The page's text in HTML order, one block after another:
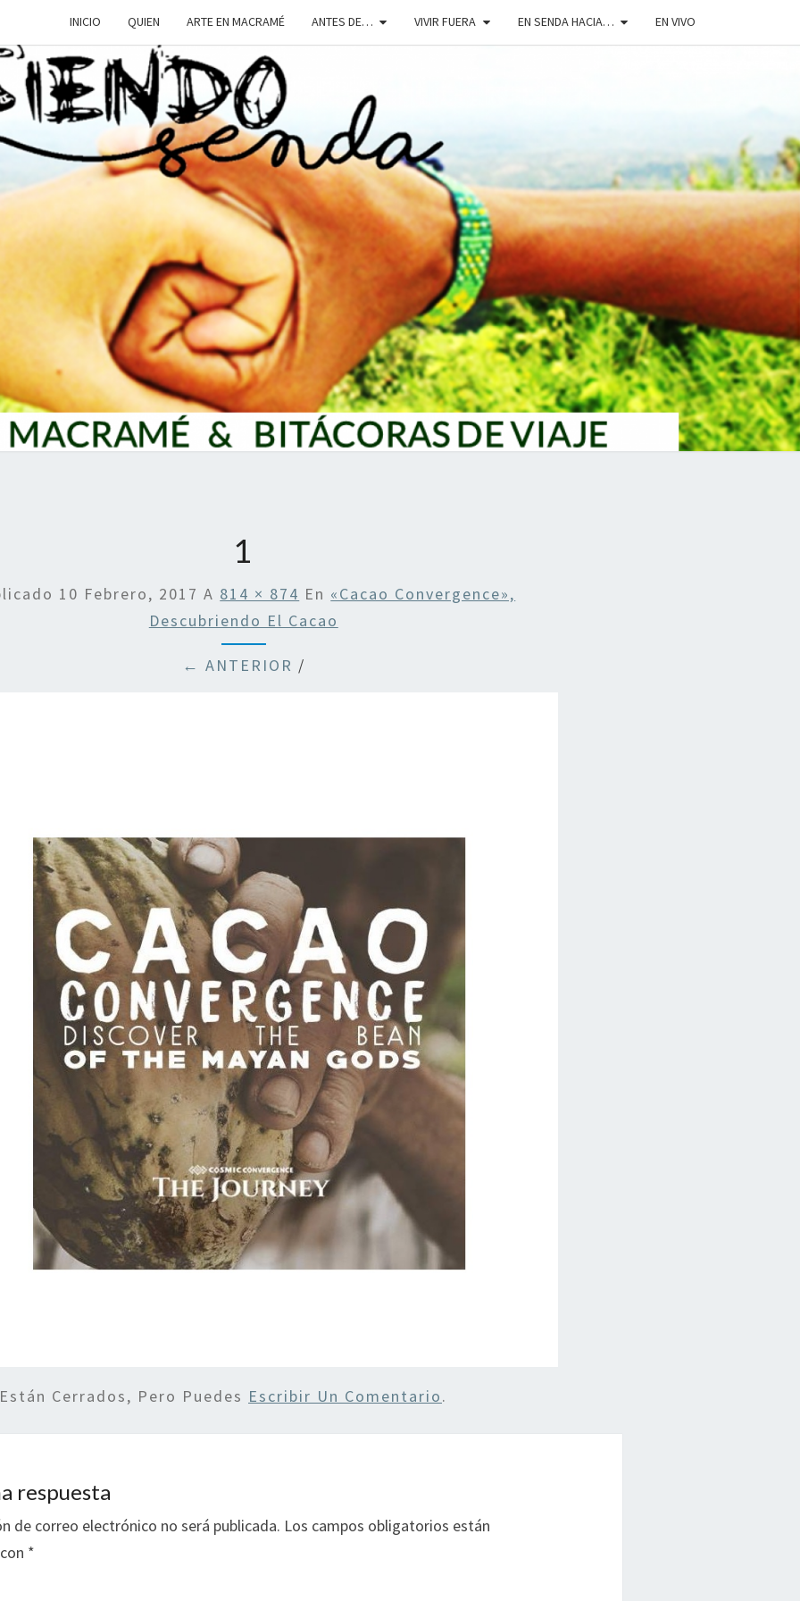
INICIO QUIEN ARTE EN MACRAMÉ ANTES DE… VIVIR FUERA EN SENDA HACIA… EN VIVO
SIENDOSENDA
1
10 Febrero, 2017 A 814 × 874 En «Cacao Convergence»,
Descubriendo El Cacao
← ANTERIOR /
Cerrados, Pero Puedes Escribir Un Comentario.
respuesta
de correo electrónico no será publicada. Los campos obligatorios están
*